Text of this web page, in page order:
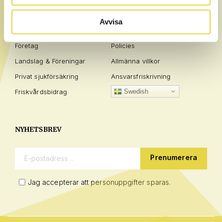
Avvisa
AFFÄRSOMRÅDEN
Företag
Landslag & Föreningar
Privat sjukförsäkring
Friskvårdsbidrag
INFO
Policies
Allmänna villkor
Ansvarsfriskrivning
Swedish
NYHETSBREV
E-postadress:
Jag accepterar att personuppgifter sparas.